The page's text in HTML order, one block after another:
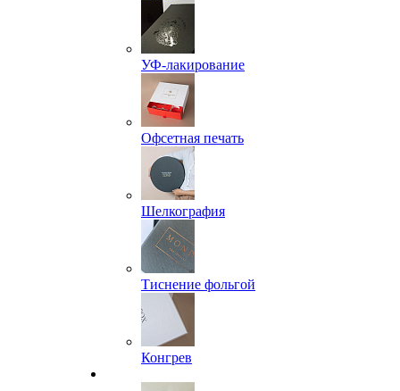
УФ-лакирование
Офсетная печать
Шелкография
Тиснение фольгой
Конгрев